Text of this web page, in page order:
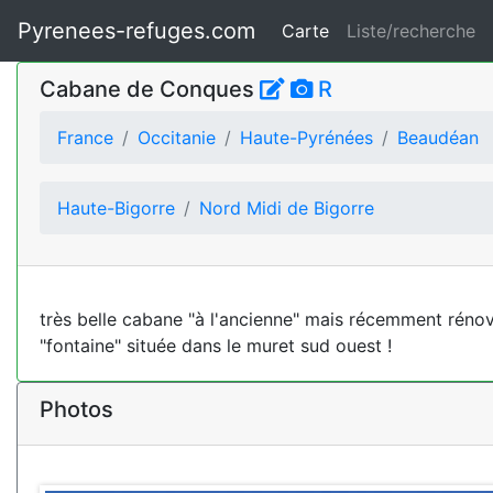
Pyrenees-refuges.com Carte Liste/recherche
Cabane de Conques R
France Occitanie Haute-Pyrénées Beaudéan
Haute-Bigorre Nord Midi de Bigorre
très belle cabane "à l'ancienne" mais récemment
"fontaine" située dans le muret sud ouest !
Photos